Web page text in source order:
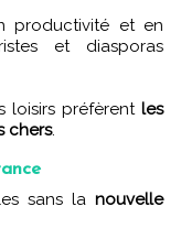
productivité et en
et diasporas
loisirs préfèrent les
chers.
sans la nouvelle